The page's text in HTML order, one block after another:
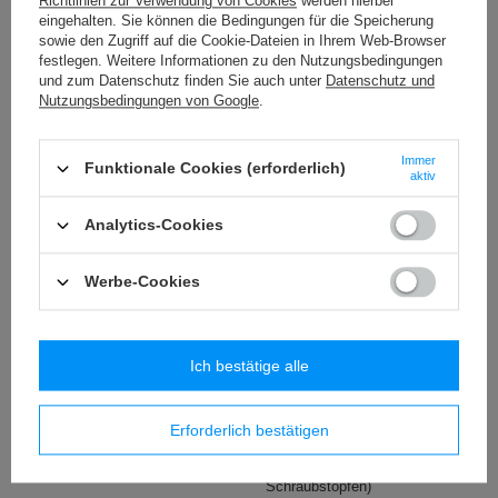
Leistungsparameter
Kapazität 740 ml
Hält Getränke warm bis zu:
Durchmesser 8,3 cm
Höhe 29,3 cm
Höhe ohne Deckel
24,4 cm
Schraubstopfen)
eingehalten. Sie können die Bedingungen für die Speicherung
sowie den Zugriff auf die Cookie-Dateien in Ihrem Web-Browser
festlegen. Weitere Informationen zu den Nutzungsbedingungen
und zum Datenschutz finden Sie auch unter Datenschutz und
Nutzungsbedingungen von Google.
Funktionale Cookies (erforderlich)
Immer
aktiv
Analytics-Cookies
Werbe-Cookies
Erforderlich bestätigen
Ich bestätige alle